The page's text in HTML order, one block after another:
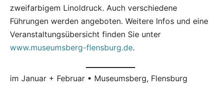
zweifarbigem Linoldruck. Auch verschiedene
Führungen werden angeboten. Weitere Infos und eine
Veranstaltungsübersicht finden Sie unter
www.museumsberg-flensburg.de.
im Januar + Februar • Museumsberg, Flensburg